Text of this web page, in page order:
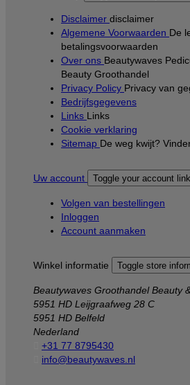
Disclaimer disclaimer
Algemene Voorwaarden De
betalingsvoorwaarden
Over ons Beautywaves
Beauty Groothandel
Privacy Policy Privacy van
Bedrijfsgegevens
Links Links
Cookie verklaring
Sitemap De weg kwijt?
Uw account Toggle your account
Volgen van bestellingen
Inloggen
Account aanmaken
Winkel informatie Toggle store
Beautywaves Groothandel Beauty
5951 HD Leijgraafweg 28 C
5951 HD Belfeld
Nederland
+31 77 8795430
info@beautywaves.nl